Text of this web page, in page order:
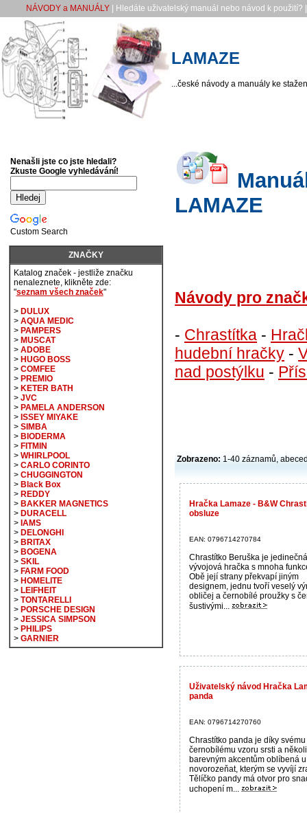
NÁVODY a MANUÁLY| Hledáte uživatelský manuál nebo návod k použití?
LAMAZE
...české návody a manuály ke
LAMAZE
Návody pro
- Chrastítka -
hudební hračky -
nad postýlku -
Zobrazeno: 1-40 záznamů,
Hračka Lamaze - B&W
obsluze
EAN: 0796714270784
Chrastítko Beruška je jedinečná
vývojová hračka s mnoha
Obě její strany překvapí jiným
designem, jednu tvoří veselý
obličej a černobílé proužky s
šustivými...
Uživatelský návod Hračka
panda
EAN: 0796714270760
Chrastítko panda je díky
černobílému vzoru srsti a
barevným akcentům oblíbená u
novorozeňat, kterým se vyvíjí
Tělíčko pandy má otvor pro
uchopení m...
Nenašli jste co jste hledali?
Zkuste Google vyhledávání!
Custom Search
ZNAČKY
Katalog značek - jestliže značku
nenaleznete, klikněte zde:
"seznam všech značek"
> DULUX
> AQUA MEDIC
> PAMPERS
> MUSCAT
> ADOBE
> HUGO BOSS
> COMFEE
> PREMIO
> KETER BATH
> JVC
> PAMELA ANDERSON
> ISSEY MIYAKE
> SIMBA
> BIODERMA
> FITMIN
> WHIRLPOOL
> CARLO CORINTO
> CHUGGINGTON
> Black Box
> REDDY
> BAKKER MAGNETICS
> DURACELL
> IAMS
> DELONGHI
> BRITAX
> BOGENA
> SKIL
> FARM FOOD
> HOMELITE
> LEIFHEIT
> TONTARELLI
> PORSCHE DESIGN
> JESSICA SIMPSON
> PHILIPS
> GARNIER